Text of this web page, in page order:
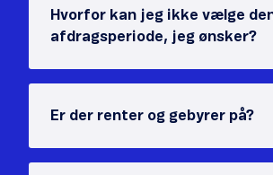
Hvorfor kan jeg ikke vælge
afdragsperiode, jeg ønsker?
Er der renter og gebyrer på?